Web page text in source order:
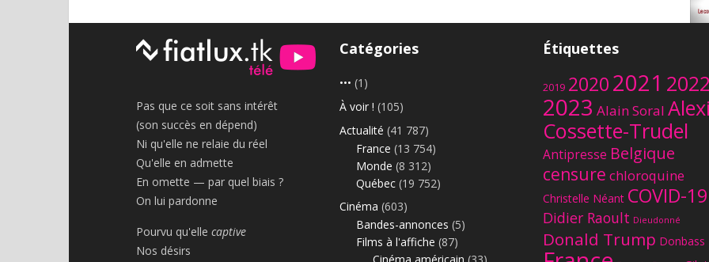
Pas que ce soit sans intérêt
(son succès en dépend)
Ni qu'elle ne relaie du réel
Qu'elle en admette
En omette — par quel biais ?
On lui pardonne
Pourvu qu'elle captive
Nos désirs
Catégories
••• (1)
À voir ! (105)
Actualité (41 787)
France (13 754)
Monde (8 312)
Québec (19 752)
Cinéma (603)
Bandes-annonces (5)
Films à l'affiche (87)
Étiquettes
2019 20202021 2022
2023 Alain Soral
Cossette-Trudel
Antipresse Belgique
censure chloroquine
Christelle Néant COVID-19
Didier Raoult Dieudonné
Donald Trump Donbass